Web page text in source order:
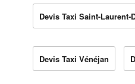
Devis Taxi Saint-Laurent-
Devis Taxi Vénéjan